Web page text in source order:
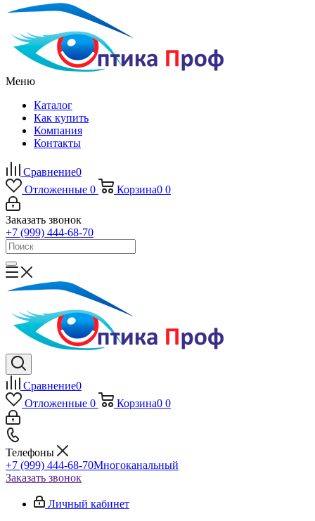
Меню
Каталог
Как купить
Компания
Контакты
Сравнение0
Отложенные 0 Корзина0 0
Заказать звонок
+7 (999) 444-68-70
Сравнение0
Отложенные 0 Корзина0 0
Телефоны
+7 (999) 444-68-70Многоканальный
Заказать звонок
Личный кабинет